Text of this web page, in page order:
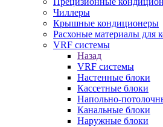
Чиллеры
Крышные кондиционеры
Расхоные материалы для
VRF системы
Назад
VRF системы
Настенные блоки
Кассетные блоки
Напольно-
Канальные блоки
Наружные блоки